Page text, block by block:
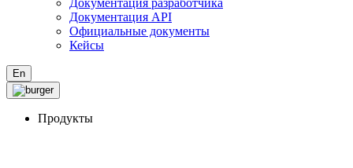
Документация разработчика
Документация API
Официальные документы
Кейсы
En
Продукты